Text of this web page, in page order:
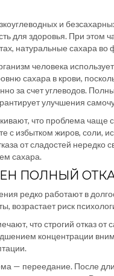
и
для здоровья. При
натуральные сахара
человека
сахара в крови,
за счет углеводов.
улучшения
что проблема чаще
с избытком жиров, соли,
от сладостей
сахара.
ПОЛНЫЙ
редко работают в
возрастает риск
что строгий отказ
концентрации
— переедание. После